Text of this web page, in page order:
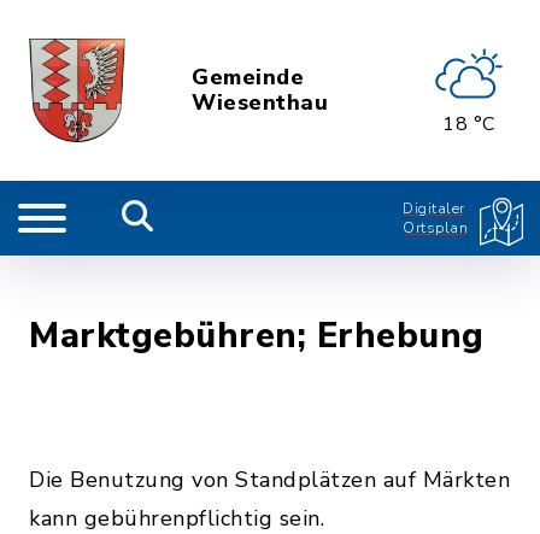
Gemeinde
Wiesenthau
18 °C
Digitaler
Ortsplan
Marktgebühren; Erhebung
Die Benutzung von Standplätzen auf Märkten
kann gebührenpflichtig sein.